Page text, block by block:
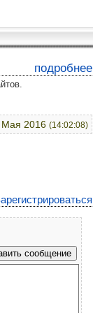
подробнее
Мая 2016 (14:02:08)